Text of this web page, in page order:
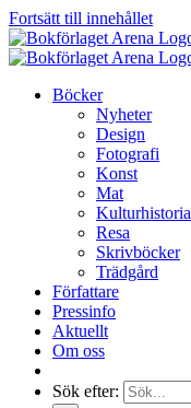
Fortsätt till innehållet
Böcker
Nyheter
Design
Fotografi
Konst
Mat
Kulturhistoria
Resa
Skrivböcker
Trädgård
Författare
Pressinfo
Aktuellt
Om oss
Sök efter: